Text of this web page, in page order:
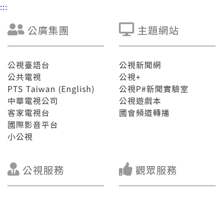
:::
公廣集團
公視臺語台
公共電視
PTS Taiwan (English)
中華電視公司
客家電視台
國際影音平台
小公視
主題網站
公視新聞網
公視+
公視P#新聞實驗室
公視遊戲本
國會頻道轉播
公視服務 觀眾服務